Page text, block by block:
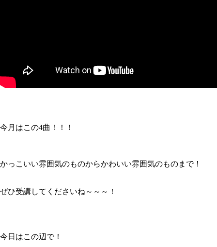
今月はこの4曲！！！
かっこいい雰囲気のものからかわいい雰囲気のものまで！
ぜひ受講してくださいね～～～！
今日はこの辺で！